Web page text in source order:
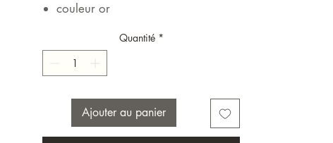
couleur or
Quantité *
Ajouter au panier